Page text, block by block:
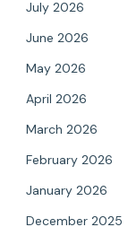
July 2026
June 2026
May 2026
April 2026
March 2026
February 2026
January 2026
December 2025